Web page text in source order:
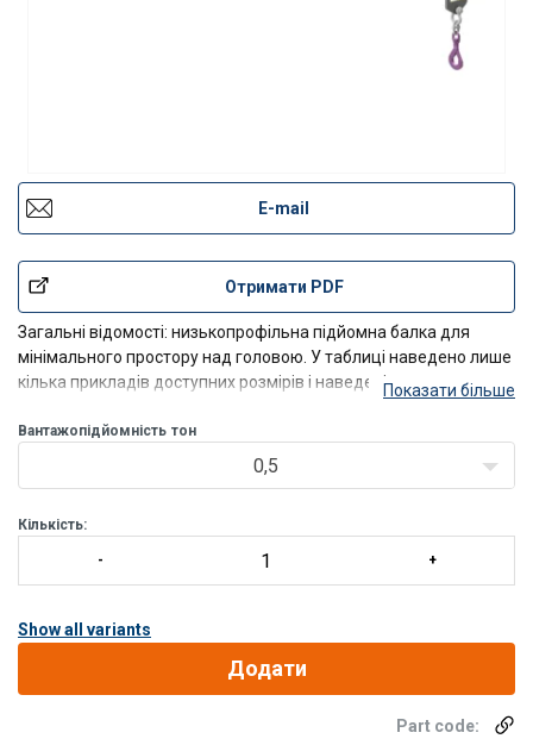
E-mail
Отримати PDF
Загальні відомості: низькопрофільна підйомна балка для
мінімального простору над головою. У таблиці наведено лише
кілька прикладів доступних розмірів і наведеніПоказати більше
Вантажопідйомність тон
0,5
Кількість:
Show all variants
Додати
Part code: